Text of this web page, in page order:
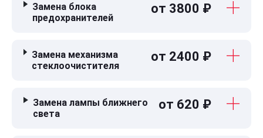
Замена блока
предохранителей
от 3800 ₽
Замена механизма
стеклоочистителя
от 2400 ₽
Замена лампы ближнего
света
от 620 ₽